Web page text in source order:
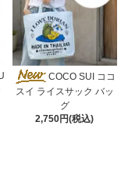
COCO SUI ココ
スイ ライスサック バッ
グ
2,750円(税込)